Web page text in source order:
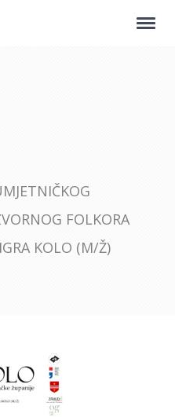
FOLKORA
KOLO (M/Ž)